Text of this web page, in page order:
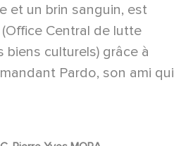
et un brin sanguin, est
Central de lutte
culturels) grâce à
Pardo, son ami qui
nouveau patron.
Antoine va devoir faire